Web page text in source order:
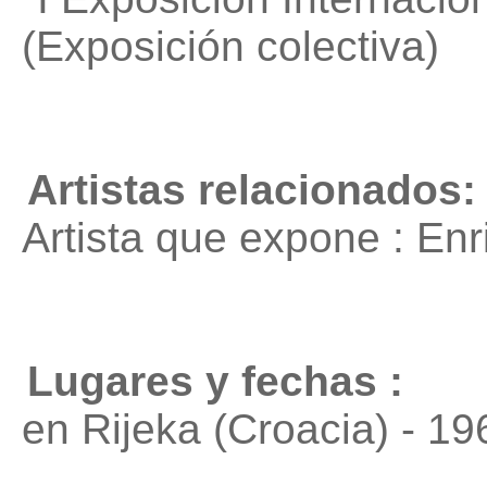
(Exposición colectiva)
Artistas relacionados:
Artista que expone :
Lugares y fechas :
en Rijeka (Croacia) -